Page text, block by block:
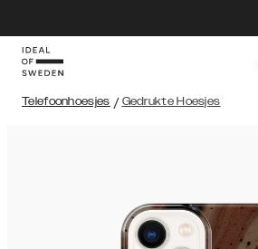
Telefoonhoesjes / Gedrukte Hoesjes